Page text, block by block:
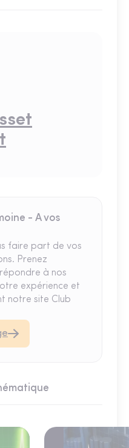
- A vos
faire part de vos
Prenez
à nos
expérience et
notre site Club